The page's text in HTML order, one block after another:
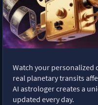
Watch your personalized
real planetary transits
AI astrologer creates a
updated every day.